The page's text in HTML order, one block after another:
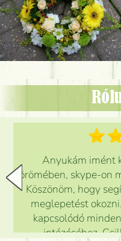
Anyukám imént
örömében, skype-on
Köszönöm, hogy
meglepetést
kapcsolódó
intézéséhez.